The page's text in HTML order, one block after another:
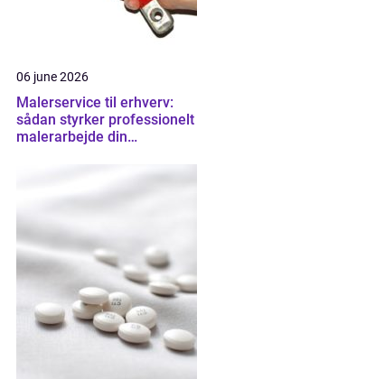
06 june 2026
Malerservice til erhverv:
sådan styrker professionelt
malerarbejde din